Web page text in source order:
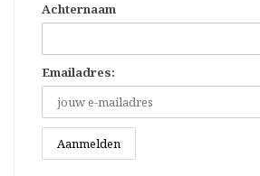
Achternaam
Emailadres: